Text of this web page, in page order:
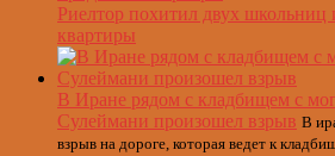
Риелтор похитил двух школьниц
квартиры
В Иране рядом с кладбищем с
Сулеймани произошел взрыв В
взрыв на дороге, которая ведет к